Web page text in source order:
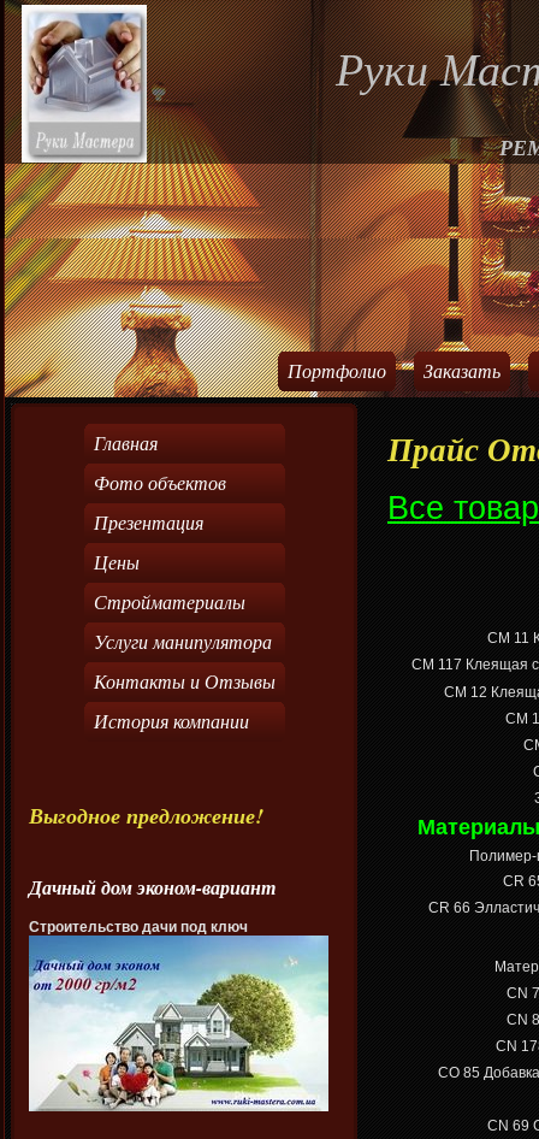
Руки
Портфолио Заказать
Главная
Фото объектов
Презентация
Цены
Стройматериалы
Услуги манипулятора
Контакты и Отзывы
История компании
Выгодное предложение!
Дачный дом эконом-вариант
Строительство дачи под ключ
Прайс
Все
СМ 11
СМ 117 Клеящая
CM 12
СМ
СR
СR 66
СN
CN
CN
СО 85
СN 69